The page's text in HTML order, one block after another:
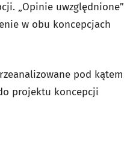
„Opinie uwzględnione”
w obu koncepcjach
pod kątem
projektu koncepcji